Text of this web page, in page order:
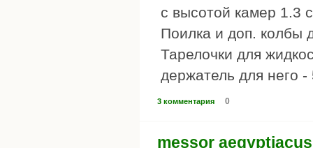
с высотой камер 1.3
Поилка и доп. колбы
Тарелочки для
держатель для него -
3 комментария 0
messor